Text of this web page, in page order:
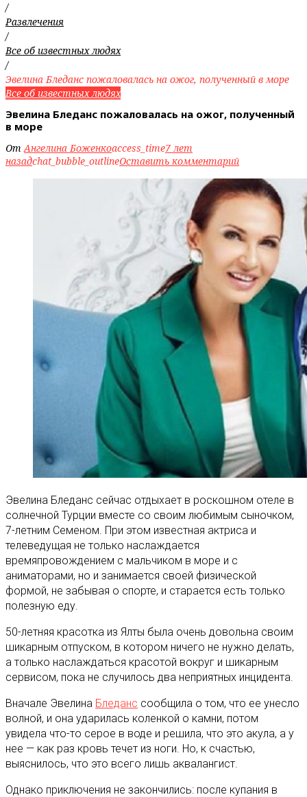
/
Развлечения
/
Все об известных людях
/
Эвелина Бледанс пожаловалась на ожог, полученный в море
Все об известных людях
Эвелина Бледанс пожаловалась на ожог, полученный
в море
ОтАнгелина Боженкоaccess_time7 лет
назадchat_bubble_outlineОставить комментарий
Эвелина Бледанс сейчас отдыхает в роскошном отеле в
солнечной Турции вместе со своим любимым сыночком,
7-летним Семеном. При этом известная актриса и
телеведущая не только наслаждается
времяпровождением с мальчиком в море и с
аниматорами, но и занимается своей физической
формой, не забывая о спорте, и старается есть только
полезную еду.
50-летняя красотка из Ялты была очень довольна своим
шикарным отпуском, в котором ничего не нужно делать,
а только наслаждаться красотой вокруг и шикарным
сервисом, пока не случилось два неприятных инцидента.
Вначале Эвелина Бледанс сообщила о том, что ее унесло
волной, и она ударилась коленкой о камни, потом
увидела что-то серое в воде и решила, что это акула, а у
нее — как раз кровь течет из ноги. Но, к счастью,
выяснилось, что это всего лишь аквалангист.
Однако приключения не закончились: после купания в